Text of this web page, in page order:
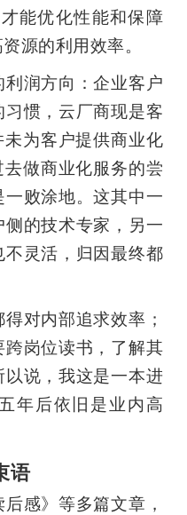
能优化性能和保障
源的利用效率。
润方向：企业客户
惯，云厂商现是客
为客户提供商业化
做商业化服务的尝
败涂地。这其中一
的技术专家，另一
灵活，归因最终都
对内部追求效率；
岗位读书，了解其
说，我这是一本进
年后依旧是业内高
语
感》等多篇文章，